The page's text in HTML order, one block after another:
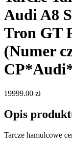
Audi A8
Tron GT
(Numer
19999.00 zł
Opis
Tarcze hamulcowe